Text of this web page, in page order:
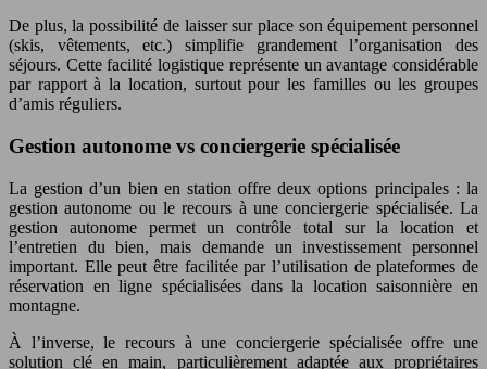
De plus, la possibilité de laisser sur place son équipement personnel
(skis, vêtements, etc.) simplifie grandement l’organisation des
séjours. Cette facilité logistique représente un avantage considérable
par rapport à la location, surtout pour les familles ou les groupes
d’amis réguliers.
Gestion autonome vs conciergerie spécialisée
La gestion d’un bien en station offre deux options principales : la
gestion autonome ou le recours à une conciergerie spécialisée. La
gestion autonome permet un contrôle total sur la location et
l’entretien du bien, mais demande un investissement personnel
important. Elle peut être facilitée par l’utilisation de plateformes de
réservation en ligne spécialisées dans la location saisonnière en
montagne.
À l’inverse, le recours à une conciergerie spécialisée offre une
solution clé en main, particulièrement adaptée aux propriétaires